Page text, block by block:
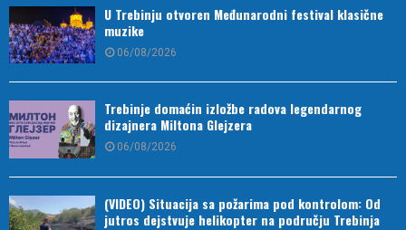
U Trebinju otvoren Međunarodni festival klasične
muzike
06/08/2026
Trebinje domaćin izložbe radova legendarnog
dizajnera Miltona Glejzera
06/08/2026
(VIDEO) Situacija sa požarima pod kontrolom: Od
jutros dejstvuje helikopter na području Trebinja